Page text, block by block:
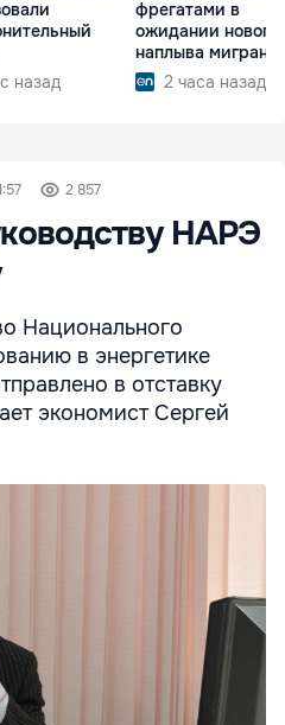
назад
фрегатами в
ожидании нового
наплыва
2 часа назад
2 857
НАРЭ
Национального
в энергетике
в отставку
экономист Сергей